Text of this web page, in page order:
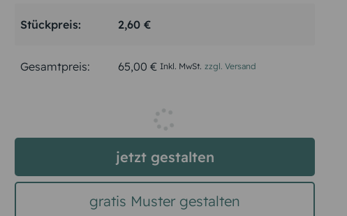
Stückpreis: 2,60 €
Gesamtpreis: 65,00 € Inkl. MwSt. zzgl. Versand
jetzt gestalten
gratis Muster gestalten